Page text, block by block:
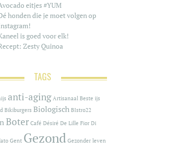
eitjes #YUM
honden die je moet volgen op
is goed voor elk!
Zesty Quinoa
TAGS
anti-aging Artisanaal Beste ijs
Bikiburgers Biologisch BIstro22
Boter Café Désiré De Lille Fior Di
Gent Gezond Gezonder leven